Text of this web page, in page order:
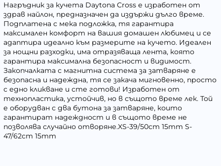
Нагръдник за кучета Daytona Cross е изработен от
здрав найлон, предназначен да издържи дълго време.
Подплатена с мека подложка, тя гарантира
максимален комфорт на вашия домашен любимец и се
адаптира идеално към размерите на кучето. Идеален
за нощни разходки, има отразяваща лента, която
гарантира максимална безопасност и видимост.
Закопчалката с магнитна система за затваряне е
безопасна и надеждна, тя се закача мигновенно, просто
с едно кликване и сте готови! Изработен от
технопластика, устойчив, но в същото време лек. Той
е оборудван с два бутона за затваряне, които
гарантират надеждност и в същото време не
позволява случайно отворяне.XS-39/50cm 15mm S-
47/62cm 15mm